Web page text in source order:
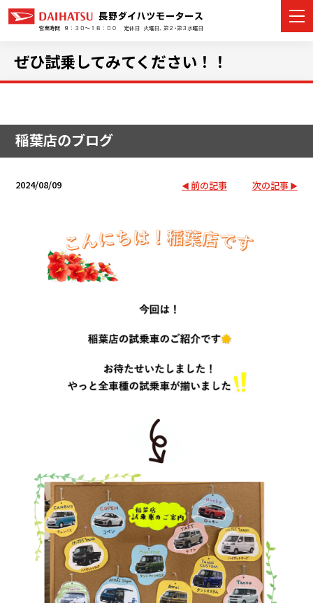
店舗情報
ご購入者サポート
会社情報
ぜひ試乗してみてください！！
稲葉店のブログ
2024/08/09 前の記事 次の記事